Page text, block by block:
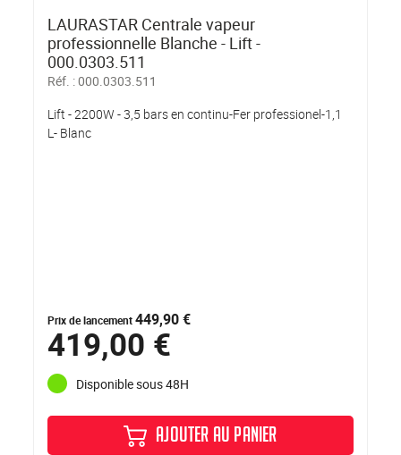
LAURASTAR Centrale vapeur
professionnelle Blanche - Lift -
000.0303.511
Réf. :000.0303.511
Lift - 2200W - 3,5 bars en continu-Fer professionel-1,1
L- Blanc
Prix de lancement449,90 €
419,00 €
Disponible sous 48H
AJOUTER AU PANIER